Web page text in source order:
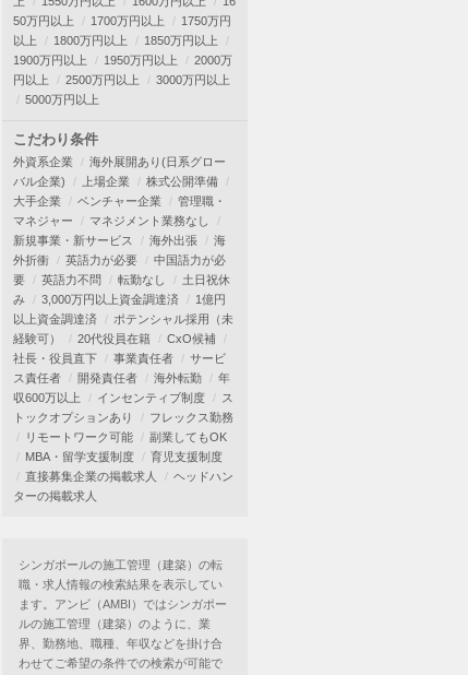
50万円以上
1700万円以上
1750万円
以上
1800万円以上
1850万円以上
1900万円以上
1950万円以上
2000万
円以上
2500万円以上
3000万円以上
5000万円以上
こだわり条件
外資系企業
海外展開あり(日系グロー
バル企業)
上場企業
株式公開準備
大手企業
ベンチャー企業
管理職・
マネジャー
マネジメント業務なし
新規事業・新サービス
海外出張
海
外折衝
英語力が必要
中国語力が必
要
英語力不問 転勤なし
土日祝休
み
3,000万円以上資金調達済
1億円
以上資金調達済
ポテンシャル採用（未
経験可）
20代役員在籍
CxO候補
社長・役員直下
事業責任者
サービ
ス責任者
開発責任者 海外転勤
年
収600万以上
インセンティブ制度
ス
トックオプションあり
フレックス勤務
リモートワーク可能
副業してもOK
MBA・留学支援制度
育児支援制度
直接募集企業の掲載求人
ヘッドハン
ターの掲載求人
シンガポールの施工管理（建築）の転
職・求人情報の検索結果を表示してい
ます。アンビ（AMBI）ではシンガポー
ルの施工管理（建築）のように、業
界、勤務地、職種、年収などを掛け合
わせてご希望の条件での検索が可能で